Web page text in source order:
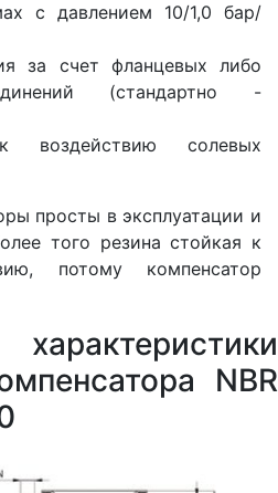
с давлением 10/1,0 бар/
за счет фланцевых либо
(стандартно -
воздействию солевых
просты в эксплуатации и
того резина стойкая к
потому компенсатор
NBR